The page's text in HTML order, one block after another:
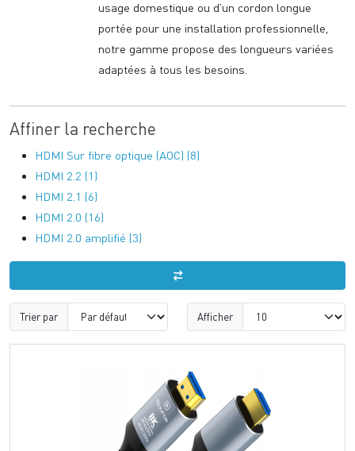
usage domestique ou d’un cordon longue
portée pour une installation professionnelle,
notre gamme propose des longueurs variées
adaptées à tous les besoins.
Affiner la recherche
HDMI Sur fibre optique (AOC) (8)
HDMI 2.2 (1)
HDMI 2.1 (6)
HDMI 2.0 (16)
HDMI 2.0 amplifié (3)
Trier par Afficher